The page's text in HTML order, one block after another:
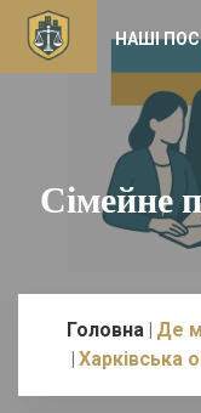
НАШІ
Сімейне
Головна Де
Харківська